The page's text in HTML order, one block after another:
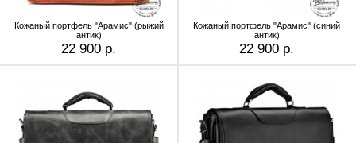
Кожаный портфель "Арамис" (рыжий
антик)
22 900 р.
Кожаный портфель "Арамис" (синий
антик)
22 900 р.